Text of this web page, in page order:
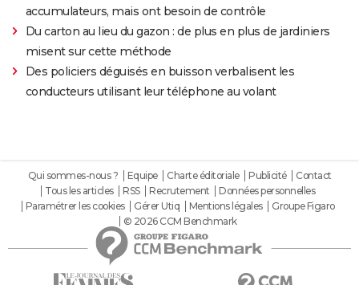
accumulateurs, mais ont besoin de contrôle
Du carton au lieu du gazon : de plus en plus de jardiniers
misent sur cette méthode
Des policiers déguisés en buisson verbalisent les
conducteurs utilisant leur téléphone au volant
Qui sommes-nous ? Equipe Charte éditoriale Publicité
Contact
Tous les articles
RSS Recrutement
Données personnelles
Paramétrer les cookies
Gérer Utiq Mentions légales
Groupe Figaro
© 2026 CCM Benchmark